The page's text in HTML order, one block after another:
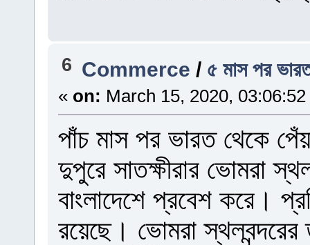
6 Commerce / ৫ মাস পর
« on: March 15, 2020,
পাঁচ মাস পর ভারত থেকে
দুপুরে সাতক্ষীরার ভোমরা
বাংলাদেশে প্রবেশ করে।
রয়েছে। ভোমরা